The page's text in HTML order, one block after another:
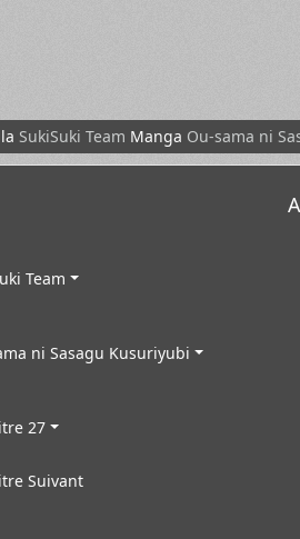
SukiSuki Team Manga Ou-sama ni
Team
ni Sasagu Kusuriyubi
27
Suivant